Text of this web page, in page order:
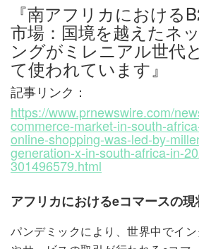
『南アフリカにおける
市場：国境を越えたネ
ングがミレニアル世代
て使われています』
記事リンク：
https://www.prnewswire.com/
commerce-market-in-south-
online-shopping-was-led-by-
generation-x-in-south-africa-in-
301496579.html
アフリカにおけるeコマースの
パンデミックにより、世界中でイ